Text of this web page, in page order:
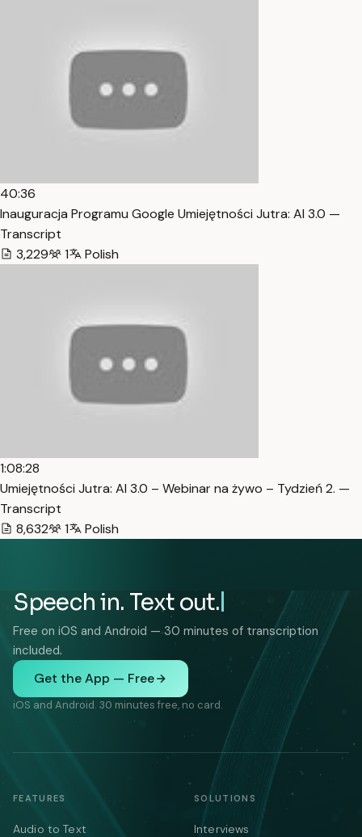
40:36
Inauguracja Programu Google Umiejętności Jutra: AI 3.0 —
Transcript
3,229
1 Polish
1:08:28
Umiejętności Jutra: AI 3.0 – Webinar na żywo – Tydzień 2. —
Transcript
8,632
1 Polish
Speech in. Text out.
Free on iOS and Android — 30 minutes of transcription
included.
Get the App — Free
iOS and Android. 30 minutes free, no card.
FEATURES
Audio to Text
SOLUTIONS
Interviews